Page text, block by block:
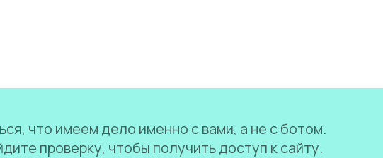
что имеем дело именно с вами, а не с ботом.
проверку, чтобы получить доступ к сайту.